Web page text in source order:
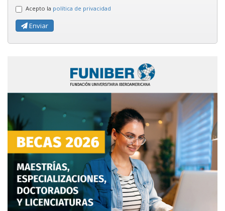
Acepto la política de privacidad
Enviar